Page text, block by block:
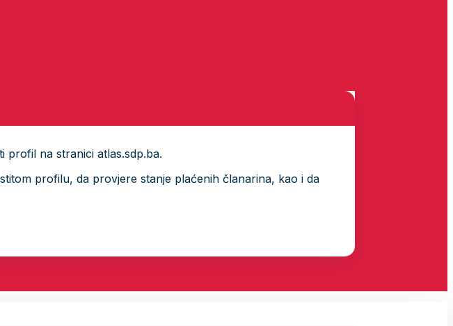
profil na stranici atlas.sdp.ba.
profilu, da provjere stanje plaćenih članarina, kao i da